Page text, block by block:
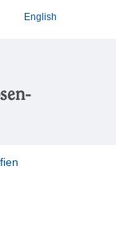
English